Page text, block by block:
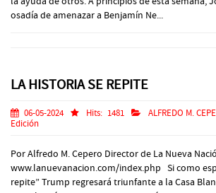
osadía de amenazar a Benjamín Ne...
LA HISTORIA SE REPITE
06-05-2024 Hits: 1481 ALFREDO M.
Edición
Por Alfredo M. Cepero Director de La Nueva
www.lanuevanacion.com/index.php Si como
repite” Trump regresará triunfante a la Casa